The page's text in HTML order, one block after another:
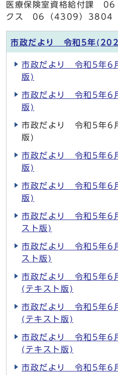
医療保険室資格給付課
クス 06（4309）3804
市政だより 令和5年
市政だより 令和5年6
版)
市政だより 令和5年6
版)
市政だより 令和5年6
版)
市政だより 令和5年6
版)
市政だより 令和5年6
版)
市政だより 令和5年6
スト版)
市政だより 令和5年6
スト版)
市政だより 令和5年
(テキスト版)
市政だより 令和5年
(テキスト版)
市政だより 令和5年
(テキスト版)
市政だより 令和5年6